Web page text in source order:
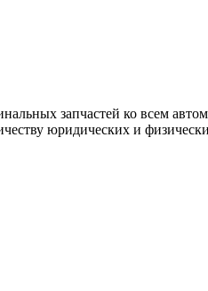
запчастей ко всем
юридических и